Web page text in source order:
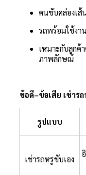
คนขับคล่องเส้
รถพร้อมใช้งา
เหมาะกับลูกค้
ภาพลักษณ์
ข้อดี–ข้อเสีย เช่าร
รูปแบบ
เช่ารถหรูขับเอง